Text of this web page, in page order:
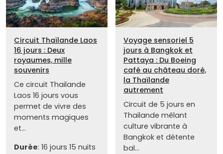
Circuit Thaïlande Laos
16 jours : Deux
royaumes, mille
souvenirs
Ce circuit Thailande
Laos 16 jours vous
permet de vivre des
moments magiques
et...
Durée: 16 jours 15 nuits
Voyage sensoriel 5
jours à Bangkok et
Pattaya : Du Boeing
café au château doré,
la Thaïlande
autrement
Circuit de 5 jours en
Thaïlande mêlant
culture vibrante à
Bangkok et détente
bal...